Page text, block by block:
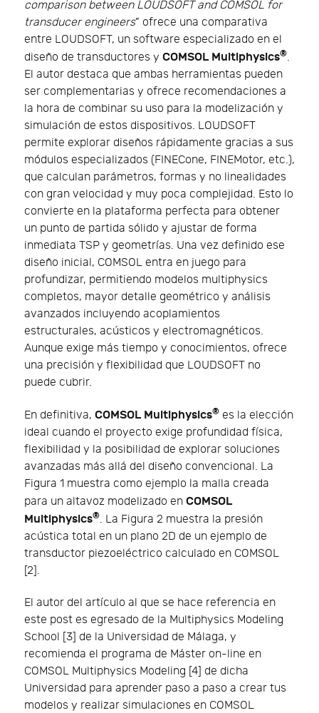
comparison between LOUDSOFT and COMSOL for
transducer engineers” ofrece una comparativa
entre LOUDSOFT, un software especializado en el
diseño de transductores y COMSOL Multiphysics®.
El autor destaca que ambas herramientas pueden
ser complementarias y ofrece recomendaciones a
la hora de combinar su uso para la modelización y
simulación de estos dispositivos. LOUDSOFT
permite explorar diseños rápidamente gracias a sus
módulos especializados (FINECone, FINEMotor, etc.),
que calculan parámetros, formas y no linealidades
con gran velocidad y muy poca complejidad. Esto lo
convierte en la plataforma perfecta para obtener
un punto de partida sólido y ajustar de forma
inmediata TSP y geometrías. Una vez definido ese
diseño inicial, COMSOL entra en juego para
profundizar, permitiendo modelos multiphysics
completos, mayor detalle geométrico y análisis
avanzados incluyendo acoplamientos
estructurales, acústicos y electromagnéticos.
Aunque exige más tiempo y conocimientos, ofrece
una precisión y flexibilidad que LOUDSOFT no
puede cubrir.
En definitiva, COMSOL Multiphysics® es la elección
ideal cuando el proyecto exige profundidad física,
flexibilidad y la posibilidad de explorar soluciones
avanzadas más allá del diseño convencional. La
Figura 1 muestra como ejemplo la malla creada
para un altavoz modelizado en COMSOL
Multiphysics®. La Figura 2 muestra la presión
acústica total en un plano 2D de un ejemplo de
transductor piezoeléctrico calculado en COMSOL
[2].
El autor del artículo al que se hace referencia en
este post es egresado de la Multiphysics Modeling
School [3] de la Universidad de Málaga, y
recomienda el programa de Máster on-line en
COMSOL Multiphysics Modeling [4] de dicha
Universidad para aprender paso a paso a crear tus
modelos y realizar simulaciones en COMSOL